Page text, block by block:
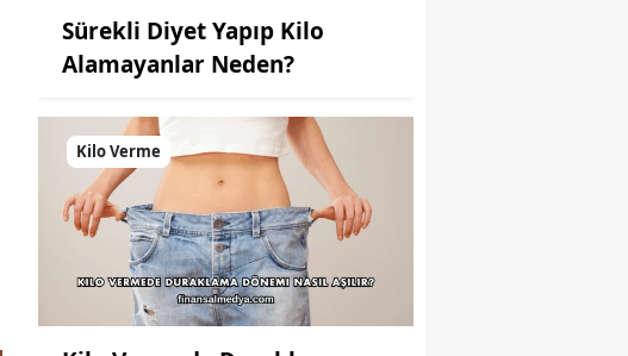
Sürekli Diyet Yapıp Kilo
Alamayanlar Neden?
Kilo Verme